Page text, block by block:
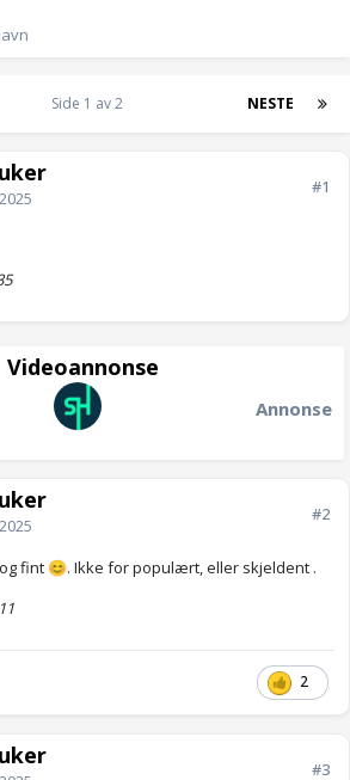
NESTE
Side 1 av 2
#1
Videoannonse
Annonse
#2
fint 😊. Ikke for populært, eller skjeldent .
2
#3